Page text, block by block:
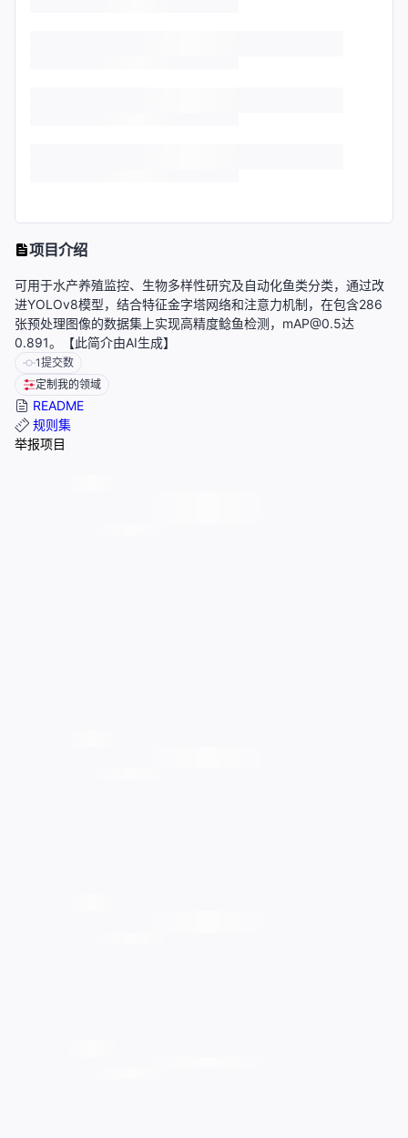
项目介绍
可用于水产养殖监控、生物多样性研究及自动化鱼类分类，通过改
进YOLOv8模型，结合特征金字塔网络和注意力机制，在包含286
张预处理图像的数据集上实现高精度鲶鱼检测，mAP@0.5达
0.891。【此简介由AI生成】
1提交数
定制我的领域
README
规则集
举报项目